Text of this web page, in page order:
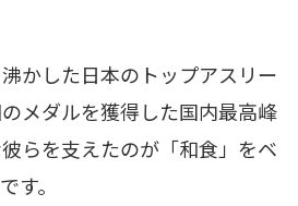
かした日本のトップアスリー
メダルを獲得した国内最高峰
らを支えたのが「和食」をベ
す。